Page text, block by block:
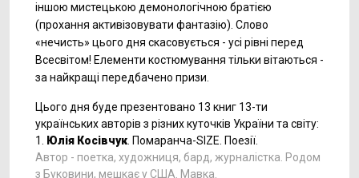
іншою мистецькою демонологічною братією
(прохання активізовувати фантазію). Слово
«нечисть» цього дня скасовується - усі рівні перед
Всесвітом! Елементи костюмування тільки вітаються -
за найкращі передбачено призи.
Цього дня буде презентовано 13 книг 13-ти
українських авторів з різних куточків України та світу:
1.
Юлія Косівчук . Помаранча-SIZE. Поезії.
Автор - поетка, художниця, бард, журналістка. Родом
з Буковини, мешкає у США. Мавка.